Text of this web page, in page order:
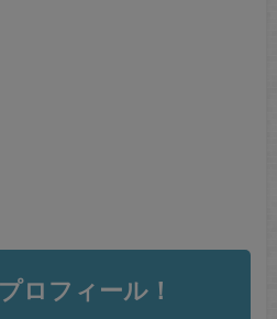
ロフィール！